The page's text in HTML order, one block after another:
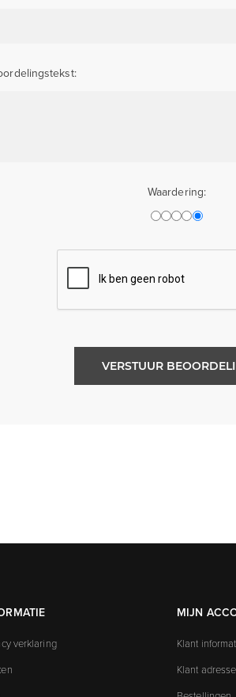
Waardering:
VERSTUUR
verklaring
MIJN
Klant
Klant